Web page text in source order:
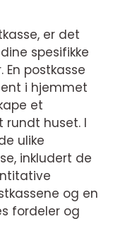
er det
spesifikke
postkasse
i hjemmet
et
rundt huset. I
ulike
inkludert de
og en
fordeler og